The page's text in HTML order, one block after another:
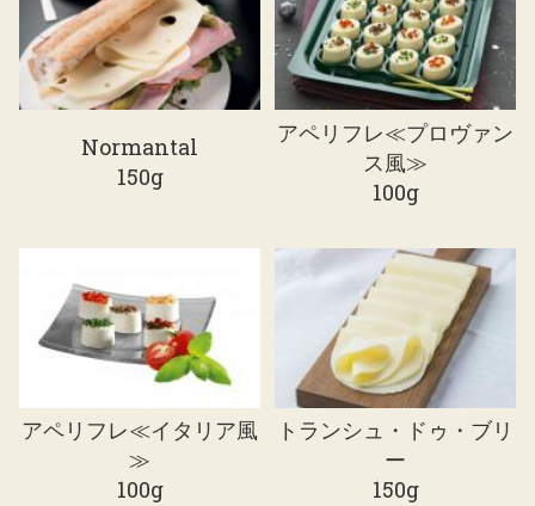
Normantal
150g
アペリフレ≪プロヴァン
ス風≫
100g
アペリフレ≪イタリア風
≫
100g
トランシュ・ドゥ・ブリ
ー
150g